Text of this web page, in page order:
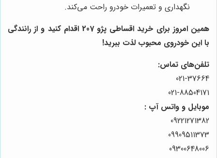
نگهداری و تعمیرات خودرو راحت می‌کند.
همین امروز برای خرید اقساطی پژو 207 اقدام کنید و از رانندگی
با این خودروی محبوب لذت ببرید!
تلفن‌های تماس:
021-37664
021-88504171
موبایل و واتس آپ :
09221271382
09909511373
09300648006